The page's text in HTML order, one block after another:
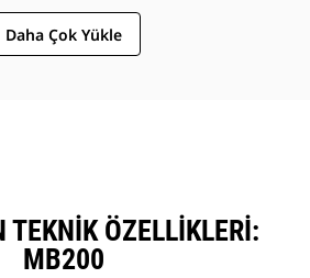
Daha Çok Yükle
TEKNIK ÖZELLIKLERI:
MB200